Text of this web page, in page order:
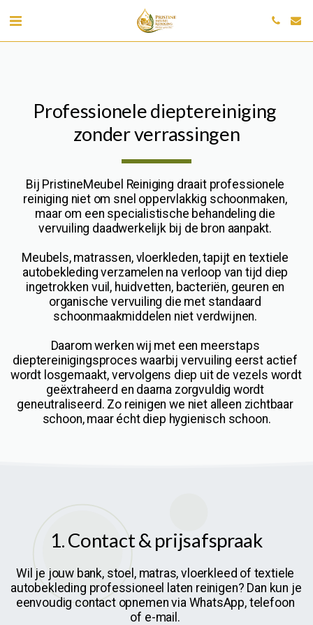
Professionele dieptereiniging
zonder verrassingen
Bij PristineMeubel Reiniging draait professionele
reiniging niet om snel oppervlakkig schoonmaken,
maar om een specialistische behandeling die
vervuiling daadwerkelijk bij de bron aanpakt.
Meubels, matrassen, vloerkleden, tapijt en textiele
autobekleding verzamelen na verloop van tijd diep
ingetrokken vuil, huidvetten, bacteriën, geuren en
organische vervuiling die met standaard
schoonmaakmiddelen niet verdwijnen.
Daarom werken wij met een meerstaps
dieptereinigingsproces waarbij vervuiling eerst actief
wordt losgemaakt, vervolgens diep uit de vezels wordt
geëxtraheerd en daarna zorgvuldig wordt
geneutraliseerd. Zo reinigen we niet alleen zichtbaar
schoon, maar écht diep hygienisch schoon.
1. Contact & prijsafspraak
Wil je jouw bank, stoel, matras, vloerkleed of textiele
autobekleding professioneel laten reinigen? Dan kun je
eenvoudig contact opnemen via WhatsApp, telefoon
of e-mail.